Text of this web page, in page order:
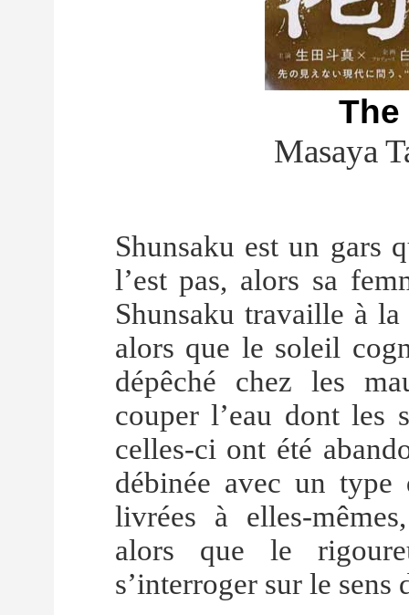
The
Masaya
Shunsaku est un gars
l’est pas, alors sa
Shunsaku travaille à
alors que le soleil
dépêché chez les
couper l’eau dont
celles-ci ont été
débinée avec un type
livrées à elles-
alors que le
s’interroger sur le sens